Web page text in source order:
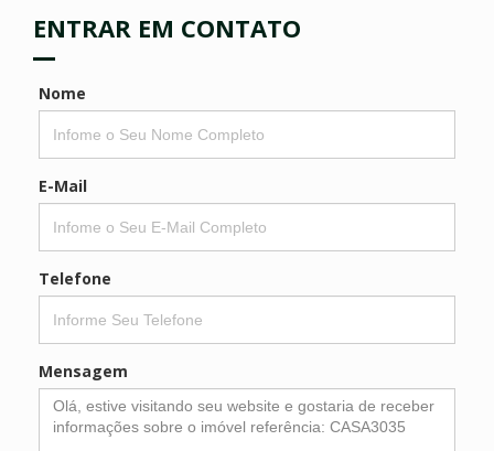
ENTRAR EM CONTATO
Nome
E-Mail
Telefone
Mensagem